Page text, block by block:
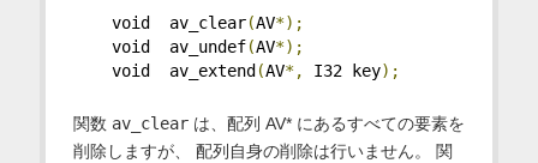
void  av_clear(AV*);
void  av_undef(AV*);
void  av_extend (AV*, I32 key);
関数 av_clearは、配列 AV* にあるすべての要素を
削除しますが、 配列自身の削除は行いません。 関